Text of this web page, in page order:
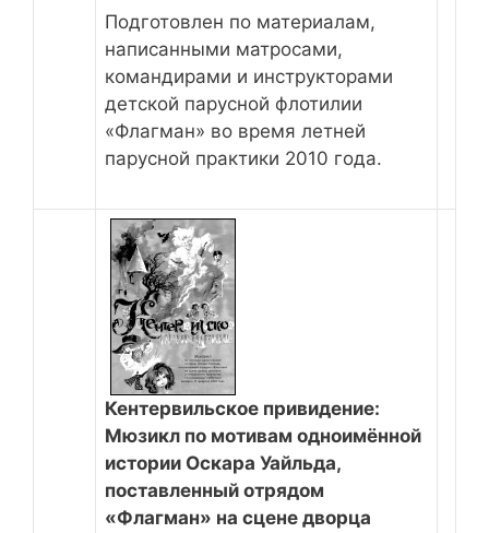
Подготовлен по материалам,
написанными матросами,
командирами и инструкторами
детской парусной флотилии
«Флагман» во время летней
парусной практики 2010 года.
Кентервильское привидение:
Мюзикл по мотивам одноимённой
истории Оскара Уайльда,
поставленный отрядом
«Флагман» на сцене дворца